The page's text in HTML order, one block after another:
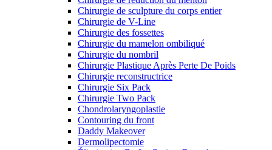
Chirurgie de sculpture du corps entier
Chirurgie de V-Line
Chirurgie des fossettes
Chirurgie du mamelon ombiliqué
Chirurgie du nombril
Chirurgie Plastique Après Perte De Poids
Chirurgie reconstructrice
Chirurgie Six Pack
Chirurgie Two Pack
Chondrolaryngoplastie
Contouring du front
Daddy Makeover
Dermolipectomie